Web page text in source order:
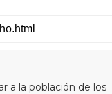
a la población de los